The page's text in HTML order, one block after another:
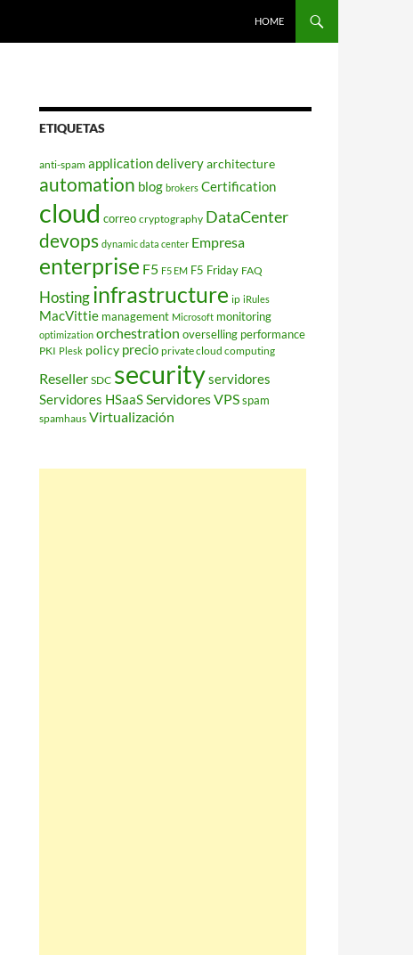
HOME
ETIQUETAS
anti-spam application deliveryarchitecture
automation blog brokers Certification
cloud correo cryptography DataCenter
devops dynamic data center Empresa
enterprise F5 F5 EM F5 Friday FAQ
Hostinginfrastructure ip iRules
MacVittie management Microsoft monitoring
optimization orchestration overselling performance
PKI Plesk policy precio private cloud computing
Reseller SDC securityservidores
Servidores HSaaSServidores VPSspam
spamhaus Virtualización